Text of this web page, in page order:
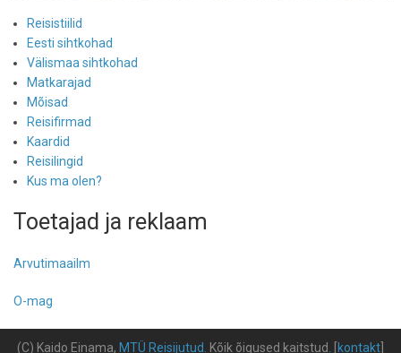
Reisistiilid
Eesti sihtkohad
Välismaa sihtkohad
Matkarajad
Mõisad
Reisifirmad
Kaardid
Reisilingid
Kus ma olen?
Toetajad ja reklaam
Arvutimaailm
O-mag
(C) Kaido Einama, MTÜ Reisijutud. Kõik õigused kaitstud. kontakt